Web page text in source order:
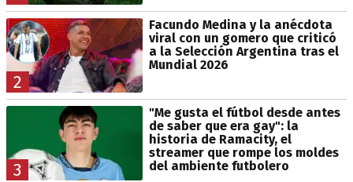
2
Facundo Medina y la anécdota
viral con un gomero que criticó
a la Selección Argentina tras el
Mundial 2026
3
"Me gusta el fútbol desde antes
de saber que era gay": la
historia de Ramacity, el
streamer que rompe los moldes
del ambiente futbolero